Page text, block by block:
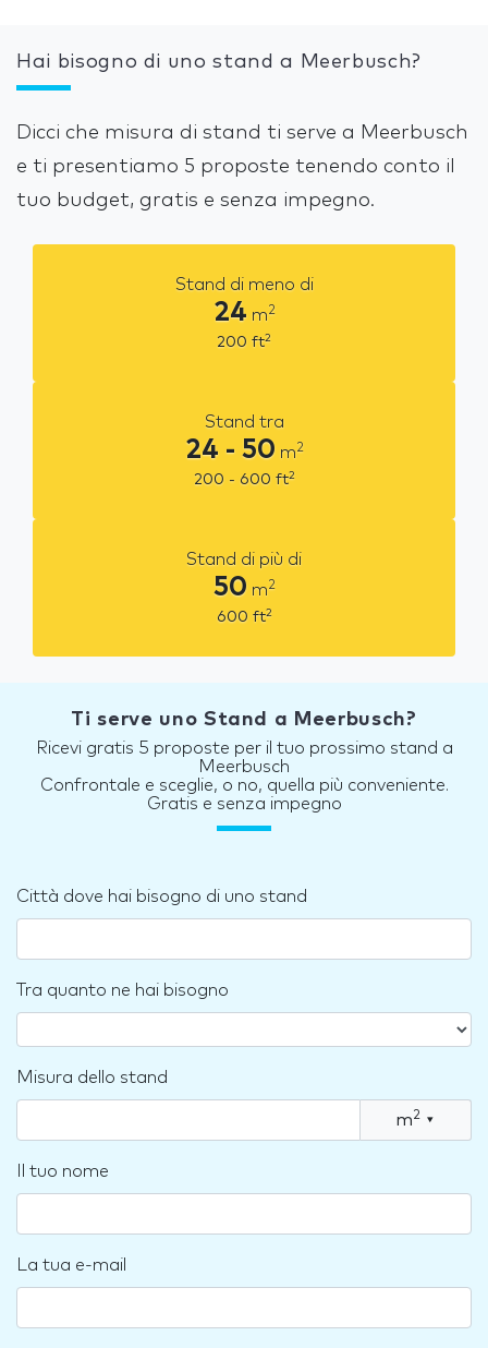
Hai bisogno di uno stand a Meerbusch?
Dicci che misura di stand ti serve a Meerbusch
e ti presentiamo 5 proposte tenendo conto il
tuo budget, gratis e senza impegno.
Stand di meno di
24 m2
200 ft2
Stand tra
24 - 50 m2
200 - 600 ft2
Stand di più di
50 m2
600 ft2
Ti serve uno Stand a Meerbusch?
Ricevi gratis 5 proposte per il tuo prossimo stand a
Meerbusch
Confrontale e sceglie, o no, quella più conveniente.
Gratis e senza impegno
Città dove hai bisogno di uno stand
Tra quanto ne hai bisogno
Misura dello stand
m2 ▾
Il tuo nome
La tua e-mail